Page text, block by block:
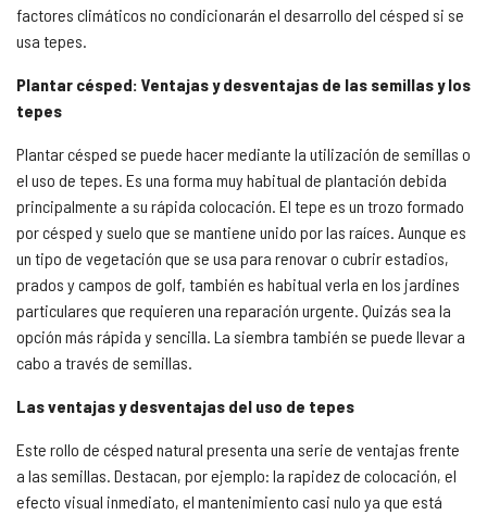
factores climáticos no condicionarán el desarrollo del césped si se
usa tepes.
Plantar césped: Ventajas y desventajas de las semillas y los
tepes
Plantar césped se puede hacer mediante la utilización de semillas o
el uso de tepes. Es una forma muy habitual de plantación debida
principalmente a su rápida colocación. El tepe es un trozo formado
por césped y suelo que se mantiene unido por las raíces. Aunque es
un tipo de vegetación que se usa para renovar o cubrir estadios,
prados y campos de golf, también es habitual verla en los jardines
particulares que requieren una reparación urgente. Quizás sea la
opción más rápida y sencilla. La siembra también se puede llevar a
cabo a través de semillas.
Las ventajas y desventajas del uso de tepes
Este rollo de césped natural presenta una serie de ventajas frente
a las semillas. Destacan, por ejemplo: la rapidez de colocación, el
efecto visual inmediato, el mantenimiento casi nulo ya que está